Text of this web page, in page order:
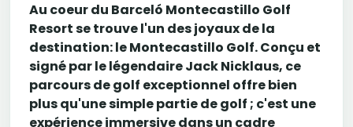
Au coeur du Barceló Montecastillo Golf
Resort se trouve l'un des joyaux de la
destination: le Montecastillo Golf. Conçu et
signé par le légendaire Jack Nicklaus, ce
parcours de golf exceptionnel offre bien
plus qu'une simple partie de golf ; c'est une
expérience immersive dans un cadre